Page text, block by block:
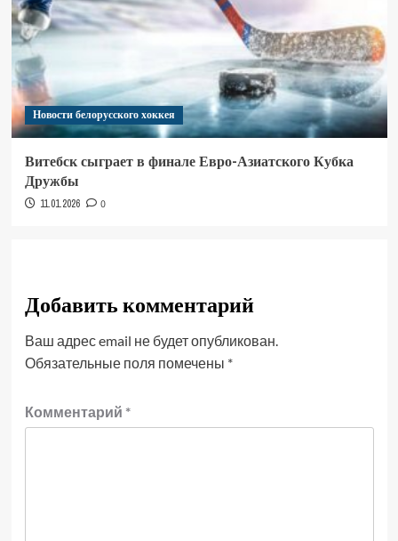
Новости белорусского хоккея
Витебск сыграет в финале Евро-Азиатского Кубка
Дружбы
11.01.2026 0
Добавить комментарий
Ваш адрес email не будет опубликован.
Обязательные поля помечены *
Комментарий *